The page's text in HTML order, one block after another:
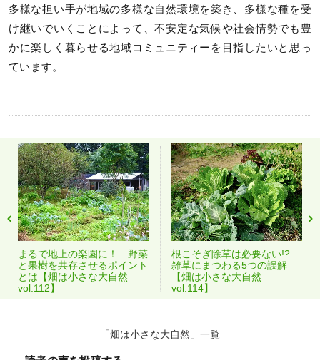
多様な担い手が地域の多様な自然環境を築き、多様な種を受
け継いでいくことによって、不安定な気候や社会情勢でも豊
かに楽しく暮らせる地域コミュニティーを目指したいと思っ
ています。
まるで地上の楽園に！ 野菜
と果樹を共存させるポイント
とは【畑は小さな大自然
vol.112】
根こそぎ除草は必要ない!?
雑草にまつわる5つの誤解
【畑は小さな大自然
vol.114】
「畑は小さな大自然」